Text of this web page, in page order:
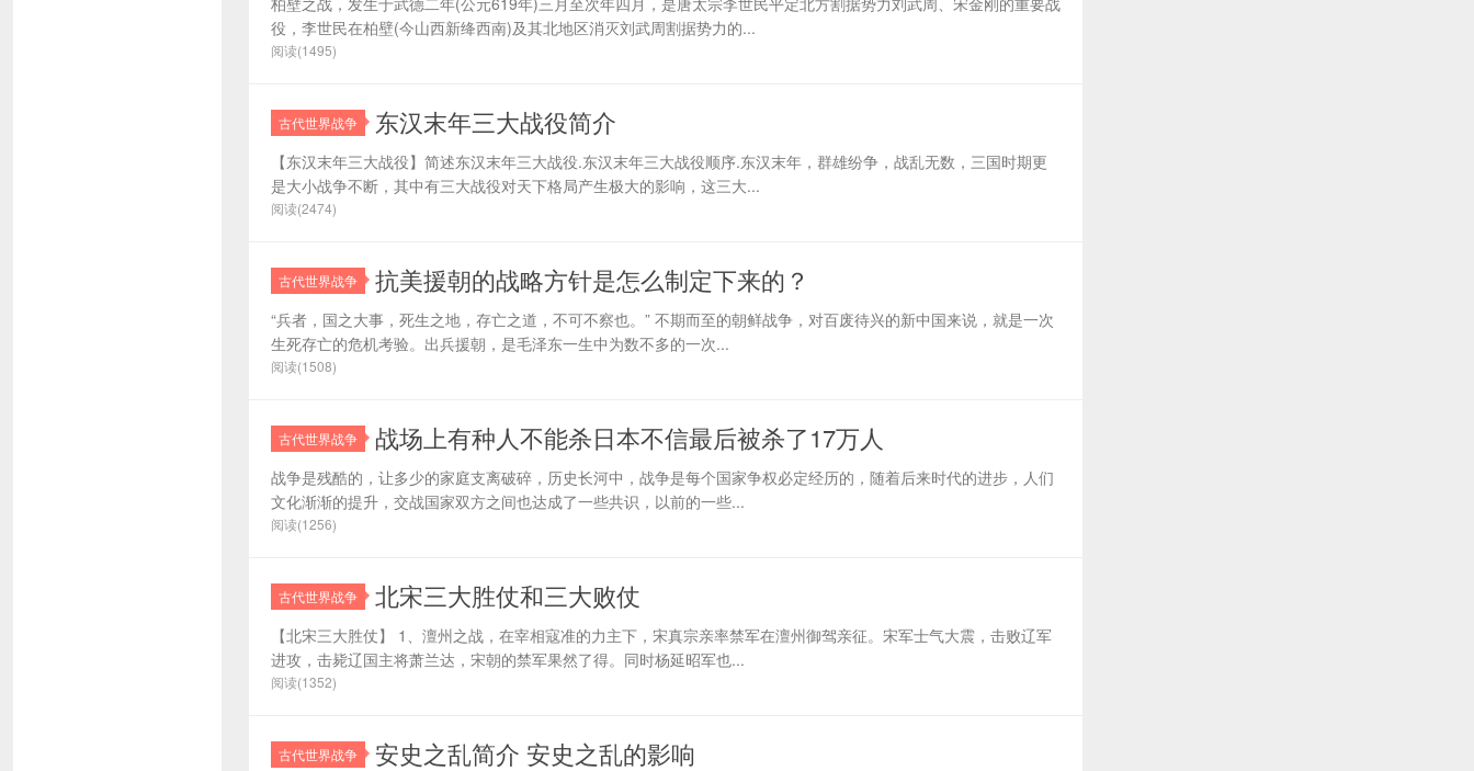
役，李世民在柏壁(今山西新绛西南)及其北地区消灭刘武周割据势力的...
阅读(1495)
古代世界战争 东汉末年三大战役简介
【东汉末年三大战役】简述东汉末年三大战役.东汉末年三大战役顺序.东汉末年，群雄纷争，战乱无数，三国时期更
是大小战争不断，其中有三大战役对天下格局产生极大的影响，这三大...
阅读(2474)
古代世界战争 抗美援朝的战略方针是怎么制定下来的？
“兵者，国之大事，死生之地，存亡之道，不可不察也。” 不期而至的朝鲜战争，对百废待兴的新中国来说，就是一次
生死存亡的危机考验。出兵援朝，是毛泽东一生中为数不多的一次...
阅读(1508)
古代世界战争 战场上有种人不能杀日本不信最后被杀了17万人
战争是残酷的，让多少的家庭支离破碎，历史长河中，战争是每个国家争权必定经历的，随着后来时代的进步，人们
文化渐渐的提升，交战国家双方之间也达成了一些共识，以前的一些...
阅读(1256)
古代世界战争 北宋三大胜仗和三大败仗
【北宋三大胜仗】 1、澶州之战，在宰相寇准的力主下，宋真宗亲率禁军在澶州御驾亲征。宋军士气大震，击败辽军
进攻，击毙辽国主将萧兰达，宋朝的禁军果然了得。同时杨延昭军也...
阅读(1352)
古代世界战争 安史之乱简介 安史之乱的影响